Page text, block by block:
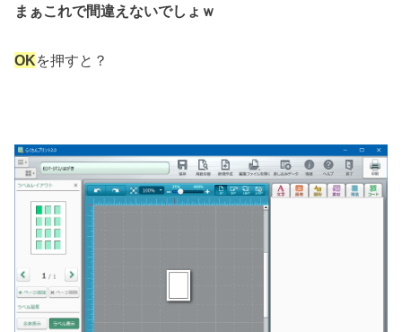
まぁこれで間違えないでしょｗ
OKを押すと？